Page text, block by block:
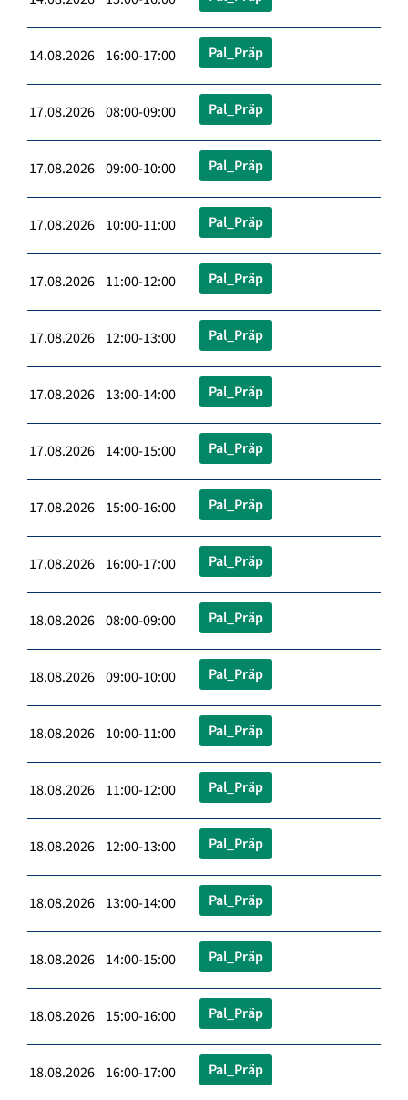
14.08.2026 16:00-17:00 Pal_Präp
17.08.2026 08:00-09:00 Pal_Präp
17.08.2026 09:00-10:00 Pal_Präp
17.08.2026 10:00-11:00 Pal_Präp
17.08.2026 11:00-12:00 Pal_Präp
17.08.2026 12:00-13:00 Pal_Präp
17.08.2026 13:00-14:00 Pal_Präp
17.08.2026 14:00-15:00 Pal_Präp
17.08.2026 15:00-16:00 Pal_Präp
17.08.2026 16:00-17:00 Pal_Präp
18.08.2026 08:00-09:00 Pal_Präp
18.08.2026 09:00-10:00 Pal_Präp
18.08.2026 10:00-11:00 Pal_Präp
18.08.2026 11:00-12:00 Pal_Präp
18.08.2026 12:00-13:00 Pal_Präp
18.08.2026 13:00-14:00 Pal_Präp
18.08.2026 14:00-15:00 Pal_Präp
18.08.2026 15:00-16:00 Pal_Präp
18.08.2026 16:00-17:00 Pal_Präp